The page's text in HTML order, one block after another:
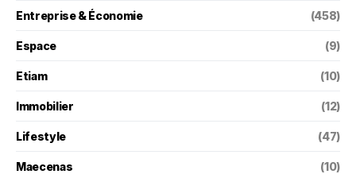
Entreprise & Économie (458)
Espace (9)
Etiam (10)
Immobilier (12)
Lifestyle (47)
Maecenas (10)